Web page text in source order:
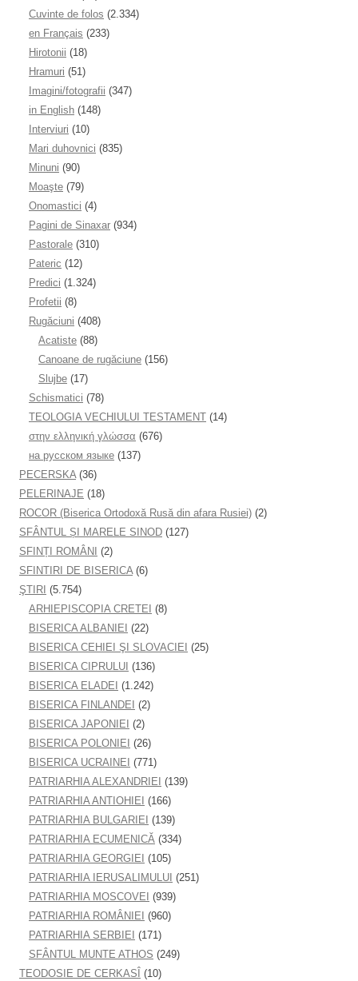
Cuvinte de folos (2.334)
en Français (233)
Hirotonii (18)
Hramuri (51)
Imagini/fotografii (347)
in English (148)
Interviuri (10)
Mari duhovnici (835)
Minuni (90)
Moaşte (79)
Onomastici (4)
Pagini de Sinaxar (934)
Pastorale (310)
Pateric (12)
Predici (1.324)
Profetii (8)
Rugăciuni (408)
Acatiste (88)
Canoane de rugăciune (156)
Slujbe (17)
Schismatici (78)
TEOLOGIA VECHIULUI TESTAMENT (14)
στην ελληνική γλώσσα (676)
на русском языке (137)
PECERSKA(36)
PELERINAJE (18)
ROCOR (Biserica Ortodoxă Rusă din afara Rusiei) (2)
SFÂNTUL ȘI MARELE SINOD (127)
SFINȚI ROMÂNI (2)
SFINTIRI DE BISERICA(6)
ŞTIRI (5.754)
ARHIEPISCOPIA CRETEI (8)
BISERICA ALBANIEI (22)
BISERICA CEHIEI ŞI SLOVACIEI (25)
BISERICA CIPRULUI (136)
BISERICA ELADEI (1.242)
BISERICA FINLANDEI (2)
BISERICA JAPONIEI (2)
BISERICA POLONIEI (26)
BISERICA UCRAINEI (771)
PATRIARHIA ALEXANDRIEI (139)
PATRIARHIA ANTIOHIEI (166)
PATRIARHIA BULGARIEI (139)
PATRIARHIA ECUMENICĂ (334)
PATRIARHIA GEORGIEI (105)
PATRIARHIA IERUSALIMULUI (251)
PATRIARHIA MOSCOVEI (939)
PATRIARHIA ROMÂNIEI (960)
PATRIARHIA SERBIEI (171)
SFÂNTUL MUNTE ATHOS (249)
TEODOSIE DE CERKASÎ (10)